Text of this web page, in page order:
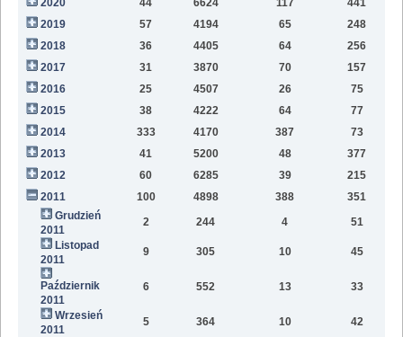
2019
57 4194 65 248
2018
36 4405 64 256
2017
31 3870 70
157
2016
25 4507 26
75
2015
38 4222 64
77
2014
333 4170 387
73
2013
41 5200 48
377
2012
60 6285 39
215
2011
100 4898 388
351
Grudzień
2011
2 244 4
51
Listopad
2011
9 305 10 45
Październik
2011
6 552 13 33
Wrzesień
2011
5 364 10
42